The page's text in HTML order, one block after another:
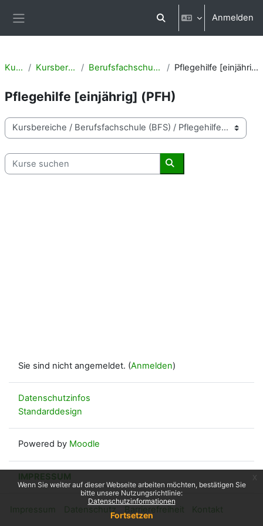
Wenn Sie weiter auf dieser Webseite arbeiten möchten, bestätigen Sie
bitte unsere Nutzungsrichtlinie:
Datenschutzinformationen
Fortsetzen
Sucheingabe umschalten
Anmelden
Kurse Kursbereiche Berufsfachschule (BFS) Pflegehilfe [einjährig] (PFH)
Pflegehilfe [einjährig] (PFH)
Kursbereiche
Kurse suchen
Kurse suchen
Sie sind nicht angemeldet. (Anmelden)
Datenschutzinfos
Standarddesign
Powered by Moodle
IMPRESSUM
Impressum Datenschutz Barrierefreiheit Kontakt